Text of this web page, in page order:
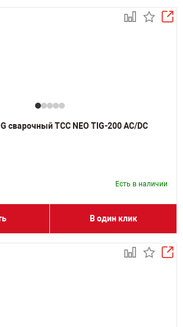
сварочный ТСС NEO TIG-200 AC/DC
Есть в наличии
В один клик